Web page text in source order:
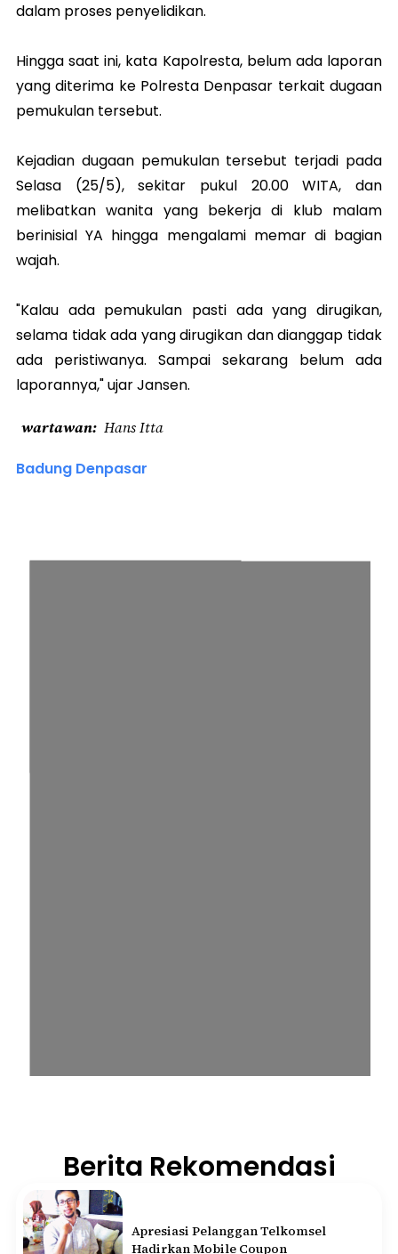
dalam proses penyelidikan.
Hingga saat ini, kata Kapolresta, belum ada laporan
yang diterima ke Polresta Denpasar terkait dugaan
pemukulan tersebut.
Kejadian dugaan pemukulan tersebut terjadi pada
Selasa (25/5), sekitar pukul 20.00 WITA, dan
melibatkan wanita yang bekerja di klub malam
berinisial YA hingga mengalami memar di bagian
wajah.
"Kalau ada pemukulan pasti ada yang dirugikan,
selama tidak ada yang dirugikan dan dianggap tidak
ada peristiwanya. Sampai sekarang belum ada
laporannya," ujar Jansen.
wartawan Hans Itta
Badung Denpasar
Berita Rekomendasi
Apresiasi Pelanggan Telkomsel
Hadirkan Mobile Coupon